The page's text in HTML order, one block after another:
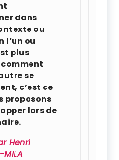
dans
ou
l’un ou
plus
se
c’est ce
proposons
lors de
Henri
MILA